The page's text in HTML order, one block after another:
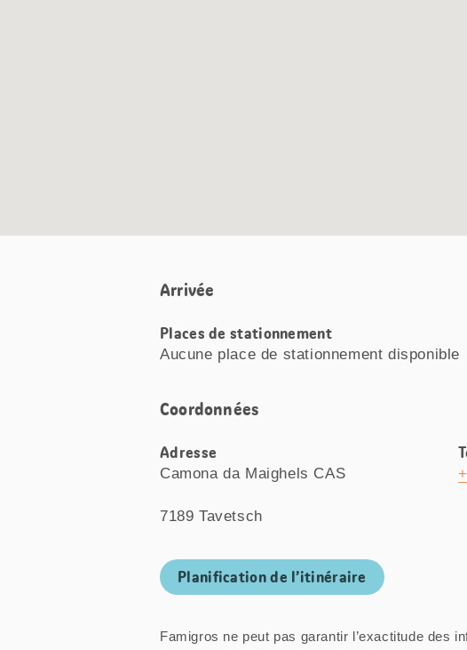
Arrivée
Places de stationnement
Aucune place de stationnement disponible
Coordonnées
Adresse
Camona da Maighels CAS
7189 Tavetsch
Planification de l’itinéraire
Famigros ne peut pas garantir l’exactitude des